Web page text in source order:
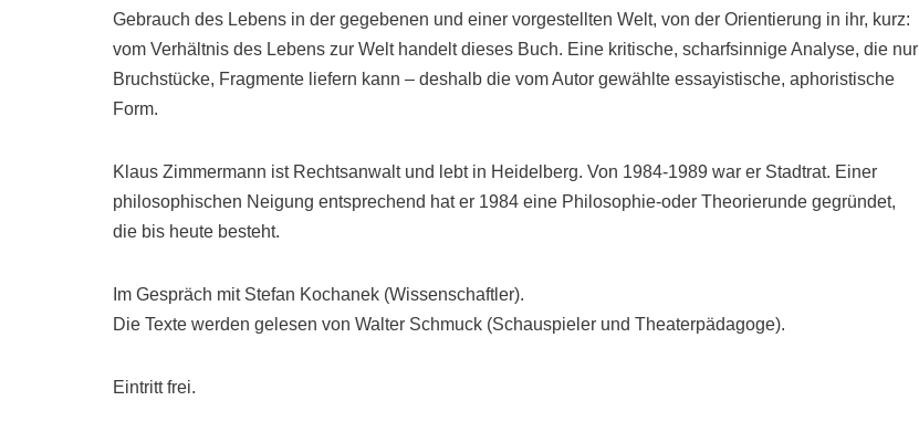
Gebrauch des Lebens in der gegebenen und einer vorgestellten Welt, von der Orientierung in ihr, kurz:
vom Verhältnis des Lebens zur Welt handelt dieses Buch. Eine kritische, scharfsinnige Analyse, die nur
Bruchstücke, Fragmente liefern kann – deshalb die vom Autor gewählte essayistische, aphoristische
Form.
Klaus Zimmermann ist Rechtsanwalt und lebt in Heidelberg. Von 1984-1989 war er Stadtrat. Einer
philosophischen Neigung entsprechend hat er 1984 eine Philosophie-oder Theorierunde gegründet,
die bis heute besteht.
Im Gespräch mit Stefan Kochanek (Wissenschaftler).
Die Texte werden gelesen von Walter Schmuck (Schauspieler und Theaterpädagoge).
Eintritt frei.